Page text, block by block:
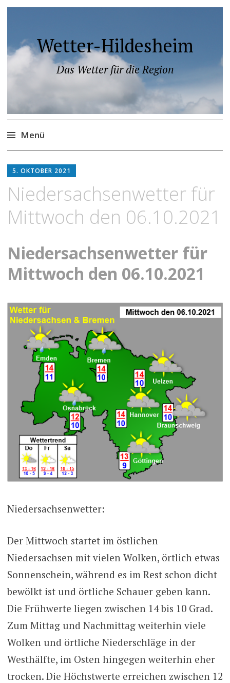
Wetter-Hildesheim
Das Wetter für die Region
Menü
Inhalt
5. OKTOBER 2021
Niedersachsenwetter für
Mittwoch den 06.10.2021
Niedersachsenwetter für
Mittwoch den 06.10.2021
Niedersachsenwetter:
Der Mittwoch startet im östlichen
Niedersachsen mit vielen Wolken, örtlich etwas
Sonnenschein, während es im Rest schon dicht
bewölkt ist und örtliche Schauer geben kann.
Die Frühwerte liegen zwischen 14 bis 10 Grad.
Zum Mittag und Nachmittag weiterhin viele
Wolken und örtliche Niederschläge in der
Westhälfte, im Osten hingegen weiterhin eher
trocken. Die Höchstwerte erreichen zwischen 12